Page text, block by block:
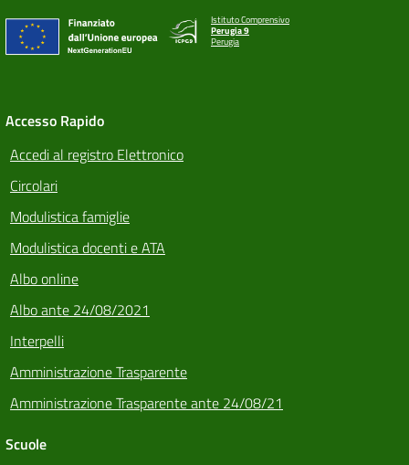
Istituto Comprensivo
Perugia 9
Perugia
Accesso Rapido
Accedi al registro Elettronico
Circolari
Modulistica famiglie
Modulistica docenti e ATA
Albo online
Albo ante 24/08/2021
Interpelli
Amministrazione Trasparente
Amministrazione Trasparente ante 24/08/21
Scuole